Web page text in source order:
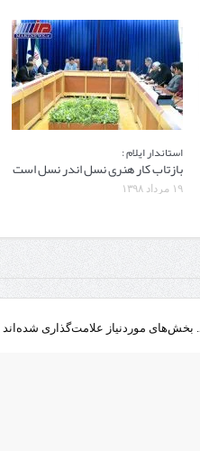
استاندار ایلام :
بازتاب کار هنری نسل اندر نسل است
۱۹ مرداد ۱۳۹۸
بخش‌های موردنیاز علامت‌گذاری شده‌اند